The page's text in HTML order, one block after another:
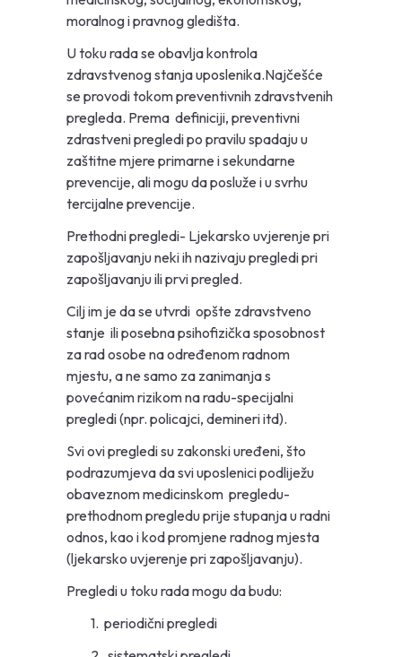
moralnog i pravnog gledišta.
U toku rada se obavlja kontrola
zdravstvenog stanja uposlenika.Najčešće
se provodi tokom preventivnih zdravstvenih
pregleda. Prema definiciji, preventivni
zdrastveni pregledi po pravilu spadaju u
zaštitne mjere primarne i sekundarne
prevencije, ali mogu da posluže i u svrhu
tercijalne prevencije.
Prethodni pregledi- Ljekarsko uvjerenje pri
zapošljavanju neki ih nazivaju pregledi pri
zapošljavanju ili prvi pregled.
Cilj im je da se utvrdi opšte zdravstveno
stanje ili posebna psihofizička sposobnost
za rad osobe na određenom radnom
mjestu, a ne samo za zanimanja s
povećanim rizikom na radu-specijalni
pregledi (npr. policajci, demineri itd).
Svi ovi pregledi su zakonski uređeni, što
podrazumjeva da svi uposlenici podliježu
obaveznom medicinskom pregledu-
prethodnom pregledu prije stupanja u radni
odnos, kao i kod promjene radnog mjesta
(ljekarsko uvjerenje pri zapošljavanju).
Pregledi u toku rada mogu da budu:
1. periodični pregledi